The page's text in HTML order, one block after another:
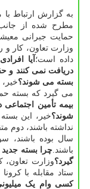
به گزارش ارتباط
مطرح شده از
حمایت جبرانی
وزارت تعاون، کار و
داده است؛ آیا
دریافت نمی کنند و
بسته می شوند؟
می گیرد که بسته
بیمه تأمین
شوند؟خیر، این
نداشته باشند، دوم
سال بوده باشند،
باشند.چرا بسته جدید
گیرد؟وزارت
ستاد مقابله با
کسی وام یک